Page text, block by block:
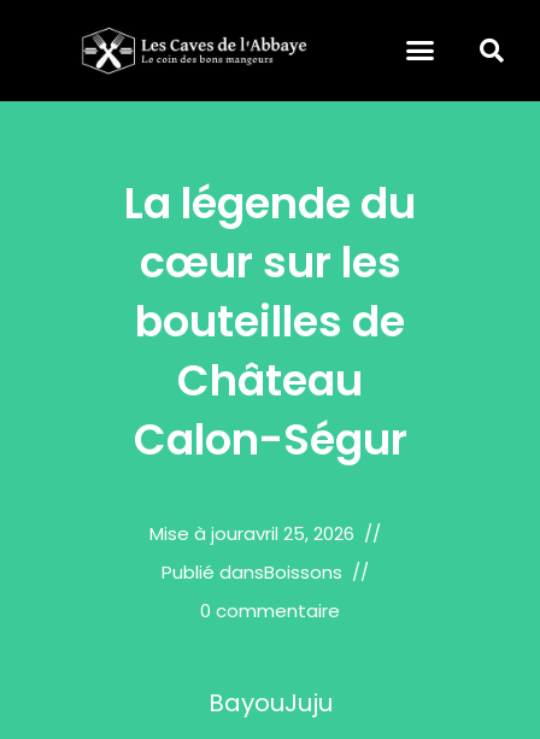
La légende du
cœur sur les
bouteilles de
Château
Calon-Ségur
Mise à jouravril 25, 2026
Publié dansBoissons
0 commentaire
BayouJuju